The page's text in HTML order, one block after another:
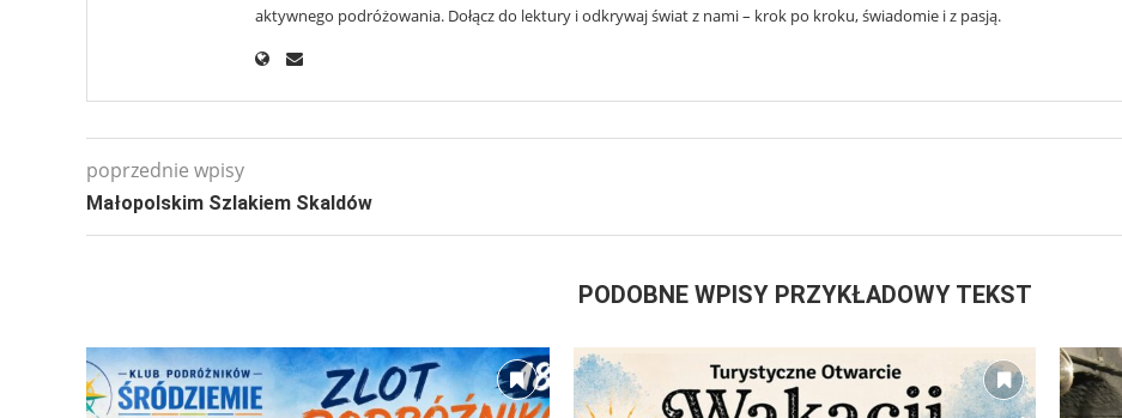
aktywnego podróżowania. Dołącz do lektury i odkrywaj świat z nami – krok po kroku, świadomie i z pasją.
poprzednie wpisy
Małopolskim Szlakiem Skaldów
PODOBNE WPISY PRZYKŁADOWY TEKST